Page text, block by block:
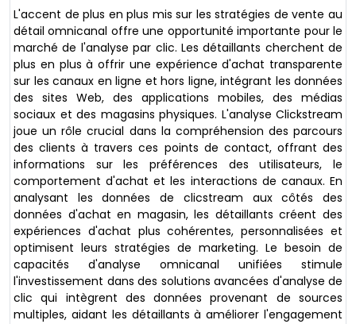
L'accent de plus en plus mis sur les stratégies de vente au
détail omnicanal offre une opportunité importante pour le
marché de l'analyse par clic. Les détaillants cherchent de
plus en plus à offrir une expérience d'achat transparente
sur les canaux en ligne et hors ligne, intégrant les données
des sites Web, des applications mobiles, des médias
sociaux et des magasins physiques. L'analyse Clickstream
joue un rôle crucial dans la compréhension des parcours
des clients à travers ces points de contact, offrant des
informations sur les préférences des utilisateurs, le
comportement d'achat et les interactions de canaux. En
analysant les données de clicstream aux côtés des
données d'achat en magasin, les détaillants créent des
expériences d'achat plus cohérentes, personnalisées et
optimisent leurs stratégies de marketing. Le besoin de
capacités d'analyse omnicanal unifiées stimule
l'investissement dans des solutions avancées d'analyse de
clic qui intègrent des données provenant de sources
multiples, aidant les détaillants à améliorer l'engagement